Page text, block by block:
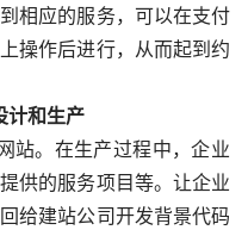
相应的服务，可以在支付
操作后进行，从而起到约
和生产
供的服务项目等。让企业
给建站公司开发背景代码